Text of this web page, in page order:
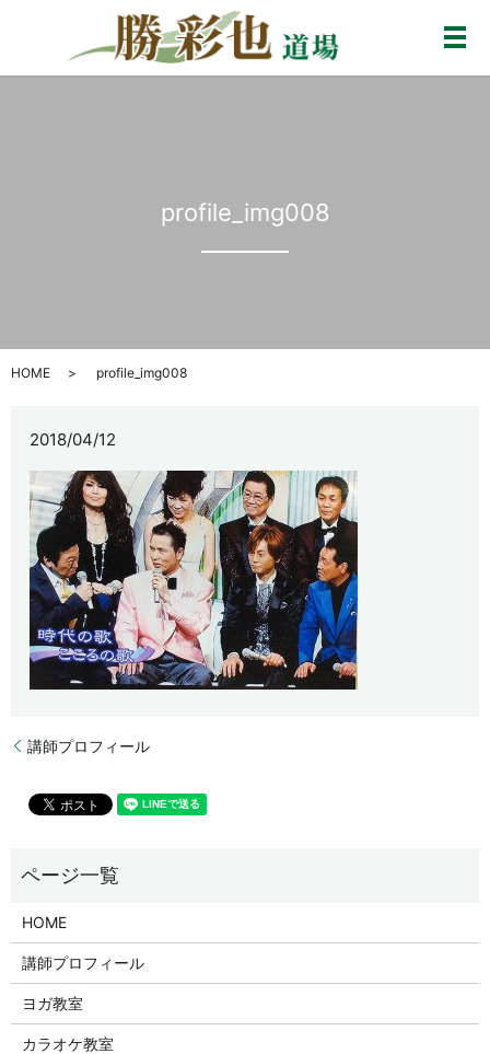
メ
profile_img008
HOME profile_img008
2018/04/12
講師プロフィール
HOME
講師プロフィール
ヨガ教室
カラオケ教室